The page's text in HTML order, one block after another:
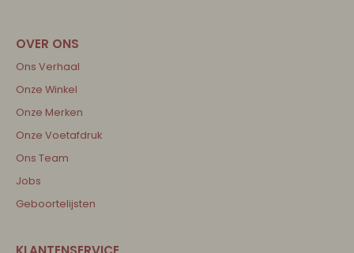
Ons Verhaal
Onze Winkel
Onze Merken
Onze Voetafdruk
Ons Team
Jobs
Geboortelijsten